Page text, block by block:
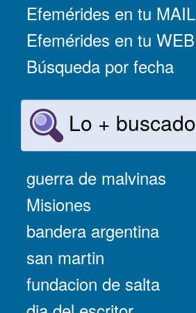
Efemérides en tu MAIL
Efemérides en tu WEB
Búsqueda por fecha
Lo + buscado
guerra de malvinas
Misiones
bandera argentina
san martin
fundacion de salta